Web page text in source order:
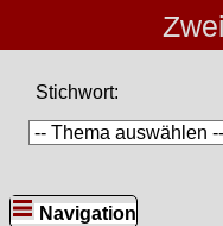
Stichwort:
Navigation